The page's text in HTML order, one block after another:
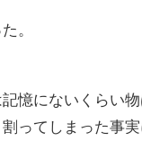
。
憶にないくらい
ってしまった事